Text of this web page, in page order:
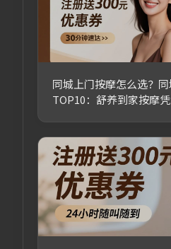
同城上门按摩怎么选？
TOP10：舒养到家按摩